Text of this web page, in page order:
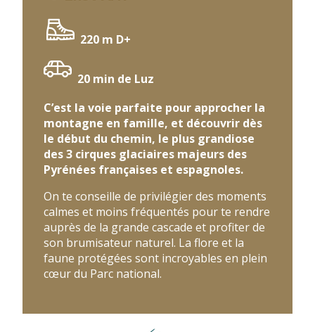
4 | Du haut de Bellevue
220 m D+
20 min de Luz
C’est la voie parfaite pour approcher la
montagne en famille, et découvrir dès
le début du chemin, le plus grandiose
des 3 cirques glaciaires majeurs des
Pyrénées françaises et espagnoles.
On te conseille de privilégier des moments
calmes et moins fréquentés pour te rendre
auprès de la grande cascade et profiter de
son brumisateur naturel. La flore et la
faune protégées sont incroyables en plein
cœur du Parc national.